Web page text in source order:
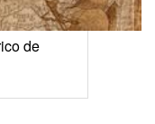
de